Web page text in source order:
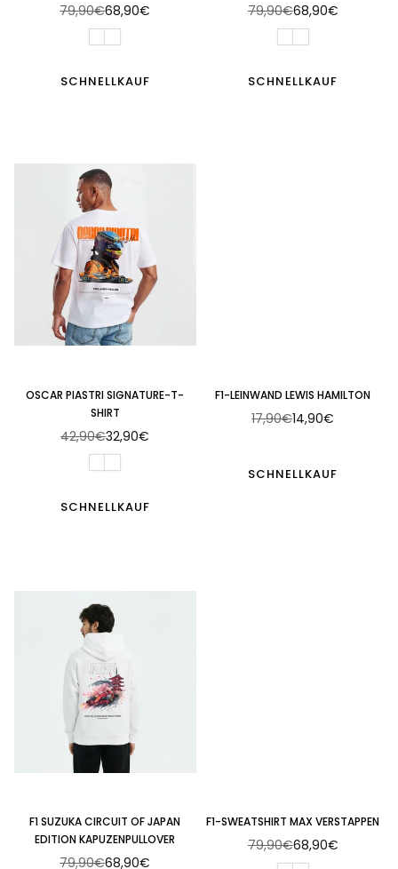
Normaler
Preis
79,90€68,90€
SCHNELLKAUF
Normaler
Preis
79,90€68,90€
SCHNELLKAUF
OSCAR PIASTRI SIGNATURE-T-
SHIRT
Normaler
42,90€32,90€
SCHNELLKAUF
F1-LEINWAND LEWIS HAMILTON
Normaler
17,90€14,90€
SCHNELLKAUF
F1 SUZUKA CIRCUIT OF JAPAN
EDITION KAPUZENPULLOVER
79,90€68,90€
F1-SWEATSHIRT MAX VERSTAPPEN
Normaler
79,90€68,90€